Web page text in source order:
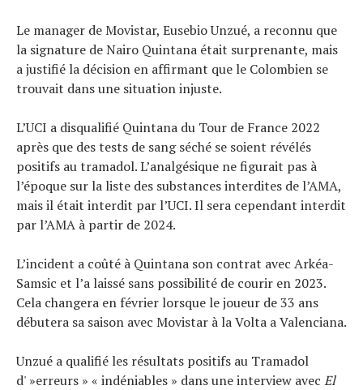
Le manager de Movistar, Eusebio Unzué, a reconnu que
la signature de Nairo Quintana était surprenante, mais
a justifié la décision en affirmant que le Colombien se
trouvait dans une situation injuste.
L’UCI a disqualifié Quintana du Tour de France 2022
après que des tests de sang séché se soient révélés
positifs au tramadol. L’analgésique ne figurait pas à
l’époque sur la liste des substances interdites de l’AMA,
mais il était interdit par l’UCI. Il sera cependant interdit
par l’AMA à partir de 2024.
L’incident a coûté à Quintana son contrat avec Arkéa-
Samsic et l’a laissé sans possibilité de courir en 2023.
Cela changera en février lorsque le joueur de 33 ans
débutera sa saison avec Movistar à la Volta a Valenciana.
Unzué a qualifié les résultats positifs au Tramadol
d' »erreurs » « indéniables » dans une interview avec El
Conseils
Tendances
Tous nos articles
À propos